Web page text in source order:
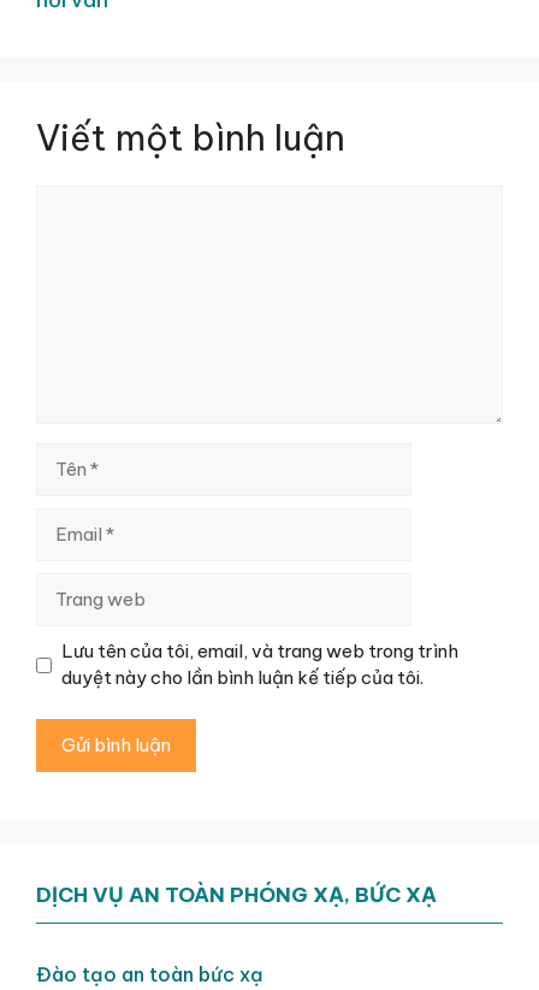
Viết một bình luận
web
Lưu tên của tôi, email, và trang web trong trình
duyệt này cho lần bình luận kế tiếp của tôi.
DỊCH VỤ AN TOÀN PHÓNG XẠ, BỨC XẠ
Đào tạo an toàn bức xạ